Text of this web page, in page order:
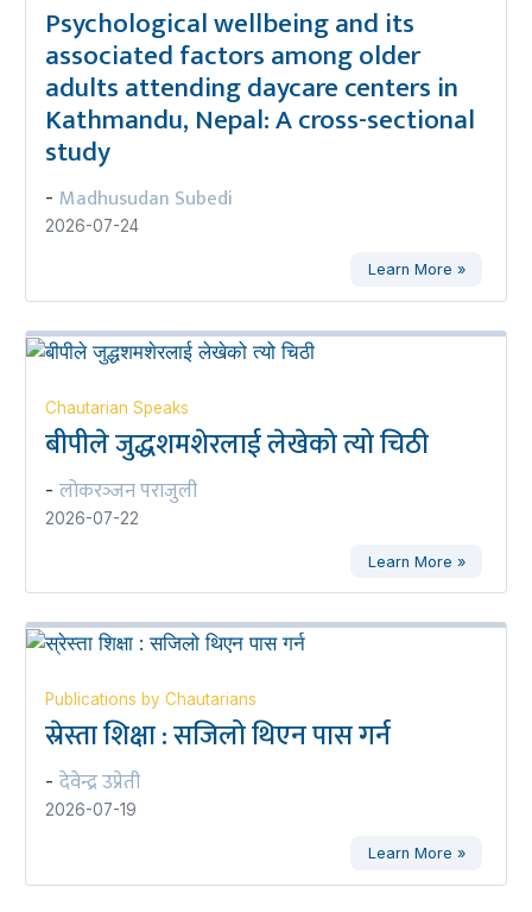
Psychological wellbeing and its
associated factors among older
adults attending daycare centers in
Kathmandu, Nepal: A cross-sectional
study
- Madhusudan Subedi
2026-07-24
Learn More »
Chautarian Speaks
बीपीले जुद्धशमशेरलाई लेखेको त्यो चिठी
- लोकरञ्‍जन पराजुली
2026-07-22
Learn More »
Publications by Chautarians
स्रेस्ता शिक्षा : सजिलो थिएन पास गर्न
- देवेन्द्र उप्रेती
2026-07-19
Learn More »